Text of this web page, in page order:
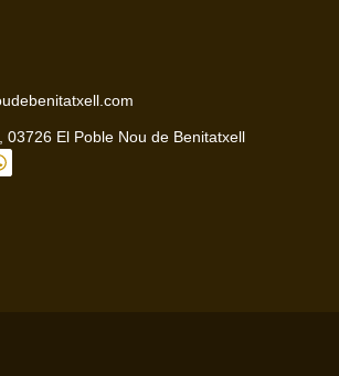
03726 El Poble Nou de Benitatxell